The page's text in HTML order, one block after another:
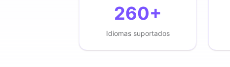
260+
Idiomas suportados